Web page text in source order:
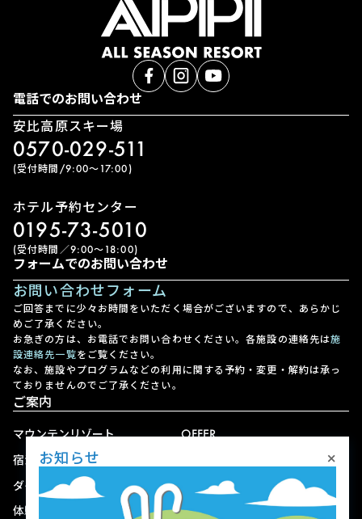
電話でのお問い合わせ
安比高原スキー場
0570-029-511
(受付時間/9:00〜17:00)
ホテル予約センター
0195-73-5010
(受付時間／9:00〜18:00)
フォームでのお問い合わせ
お問い合わせフォーム
ご回答までに少々お時間をいただく場合がございますので、あらかじ
めご了承ください。
お急ぎの方は、お電話でお問い合わせください。各施設の連絡先は施
設連絡先一覧をご覧ください。
なお、施設やプログラムなどの利用に関する予約・変更・解約は承っ
ておりませんのでご了承ください。
ご案内
マウンテンリゾート
宿泊
ダイニング
体験
OFFER
ショップ
お知らせ ×